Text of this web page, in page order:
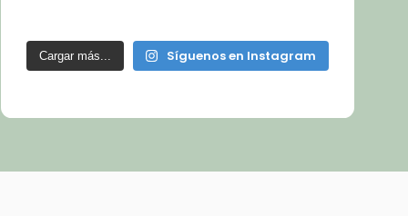
Cargar más... Síguenos en Instagram